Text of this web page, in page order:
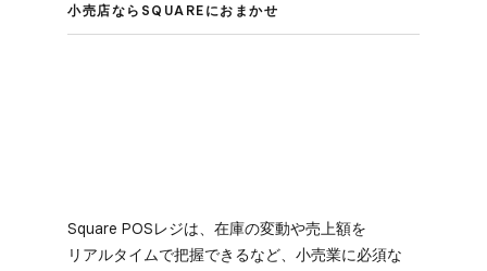
小売店なら​SQUAREに​おまかせ
Square POSレジは、​在庫の​​変動や​​売上額を​
リアルタイムで​把握できるなど、​小売業に​必須な​